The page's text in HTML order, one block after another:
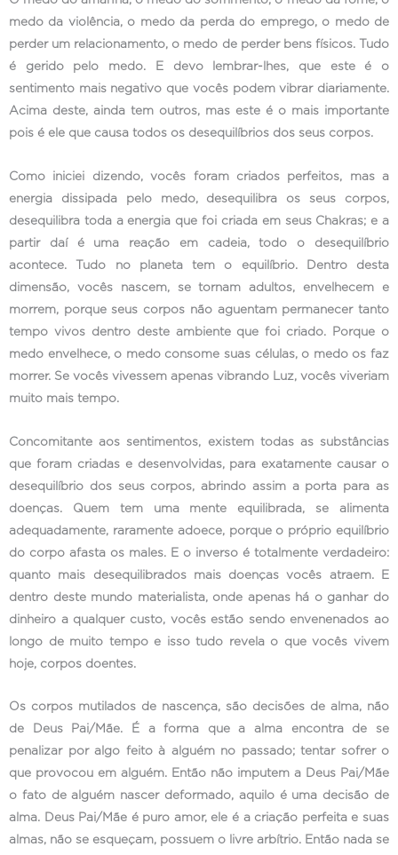
medo da violência, o medo da perda do emprego, o medo de
perder um relacionamento, o medo de perder bens físicos. Tudo
é gerido pelo medo. E devo lembrar-lhes, que este é o
sentimento mais negativo que vocês podem vibrar diariamente.
Acima deste, ainda tem outros, mas este é o mais importante
pois é ele que causa todos os desequilíbrios dos seus corpos.
Como iniciei dizendo, vocês foram criados perfeitos, mas a
energia dissipada pelo medo, desequilibra os seus corpos,
desequilibra toda a energia que foi criada em seus Chakras; e a
partir daí é uma reação em cadeia, todo o desequilíbrio
acontece. Tudo no planeta tem o equilíbrio. Dentro desta
dimensão, vocês nascem, se tornam adultos, envelhecem e
morrem, porque seus corpos não aguentam permanecer tanto
tempo vivos dentro deste ambiente que foi criado. Porque o
medo envelhece, o medo consome suas células, o medo os faz
morrer. Se vocês vivessem apenas vibrando Luz, vocês viveriam
muito mais tempo.
Concomitante aos sentimentos, existem todas as substâncias
que foram criadas e desenvolvidas, para exatamente causar o
desequilíbrio dos seus corpos, abrindo assim a porta para as
doenças. Quem tem uma mente equilibrada, se alimenta
adequadamente, raramente adoece, porque o próprio equilíbrio
do corpo afasta os males. E o inverso é totalmente verdadeiro:
quanto mais desequilibrados mais doenças vocês atraem. E
dentro deste mundo materialista, onde apenas há o ganhar do
dinheiro a qualquer custo, vocês estão sendo envenenados ao
longo de muito tempo e isso tudo revela o que vocês vivem
hoje, corpos doentes.
Os corpos mutilados de nascença, são decisões de alma, não
de Deus Pai/Mãe. É a forma que a alma encontra de se
penalizar por algo feito à alguém no passado; tentar sofrer o
que provocou em alguém. Então não imputem a Deus Pai/Mãe
o fato de alguém nascer deformado, aquilo é uma decisão de
alma. Deus Pai/Mãe é puro amor, ele é a criação perfeita e suas
almas, não se esqueçam, possuem o livre arbítrio. Então nada se